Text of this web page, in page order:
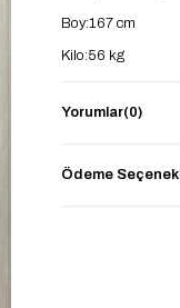
Boy:167 cm
Kilo:56 kg
36-44 bedenler
Ürün göğüs: 136 cm
Yorumlar(0)
Ödeme